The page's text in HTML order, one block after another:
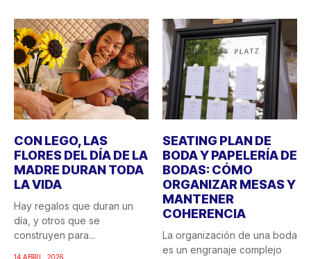
CON LEGO, LAS
FLORES DEL DÍA DE LA
MADRE DURAN TODA
LA VIDA
Hay regalos que duran un
día, y otros que se
construyen para...
14 ABRIL, 2026
SEATING PLAN DE
BODA Y PAPELERÍA DE
BODAS: CÓMO
ORGANIZAR MESAS Y
MANTENER
COHERENCIA
La organización de una boda
es un engranaje complejo